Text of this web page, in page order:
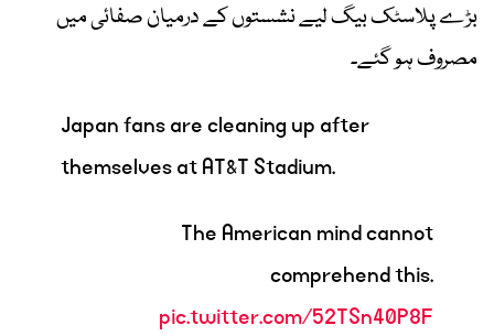
بڑے پلاسٹک بیگ لیے نشستوں کے درمیان صفائی میں
مصروف ہو گئے۔
Japan fans are cleaning up after
themselves at AT&T Stadium.
The American mind cannot
comprehend this.
pic.twitter.com/52TSn40P8F